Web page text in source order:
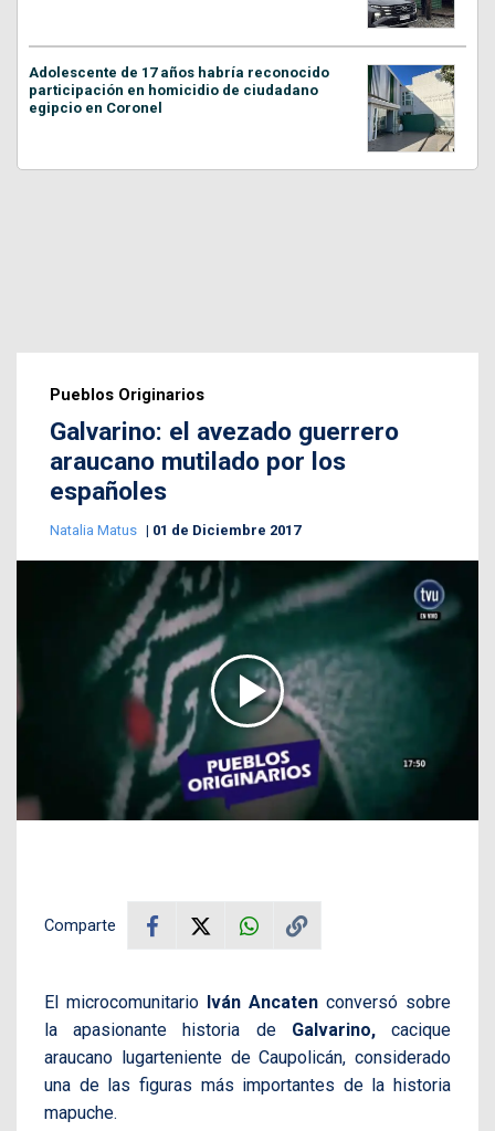
Adolescente de 17 años habría reconocido
participación en homicidio de ciudadano
egipcio en Coronel
Pueblos Originarios
Galvarino: el avezado guerrero
araucano mutilado por los
españoles
Natalia Matus 01 de Diciembre 2017
Comparte
El microcomunitario Iván Ancaten conversó sobre
la apasionante historia deGalvarino,cacique
araucano lugarteniente de Caupolicán, considerado
una de las figuras más importantes de la historia
mapuche.